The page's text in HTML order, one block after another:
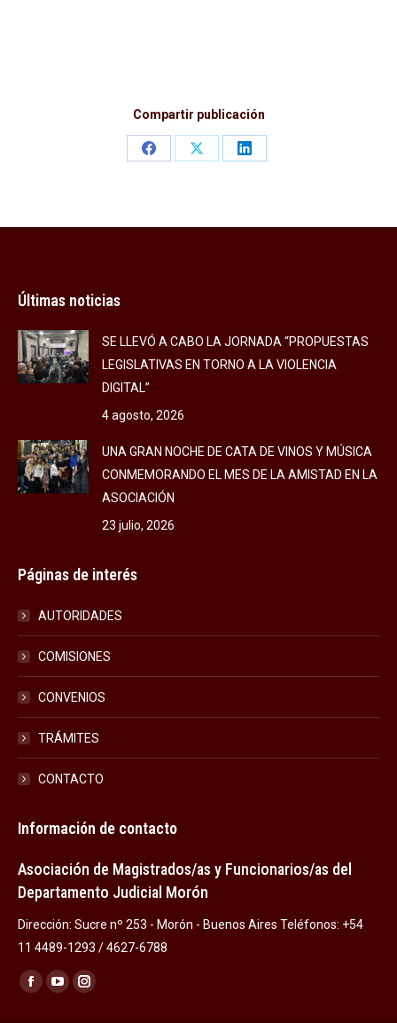
Compartir publicación
Share
Share
Share
Últimas noticias
SE LLEVÓ A CABO LA JORNADA “PROPUESTAS
LEGISLATIVAS EN TORNO A LA VIOLENCIA
DIGITAL”
4 agosto, 2026
UNA GRAN NOCHE DE CATA DE VINOS Y MÚSICA
CONMEMORANDO EL MES DE LA AMISTAD EN LA
ASOCIACIÓN
23 julio, 2026
Páginas de interés
AUTORIDADES
COMISIONES
CONVENIOS
TRÁMITES
CONTACTO
Información de contacto
Asociación de Magistrados/as y Funcionarios/as del
Departamento Judicial Morón
Dirección: Sucre nº 253 - Morón - Buenos Aires Teléfonos: +54
11 4489-1293 / 4627-6788
Encuéntranos en:
Facebook
YouTubeInstagram